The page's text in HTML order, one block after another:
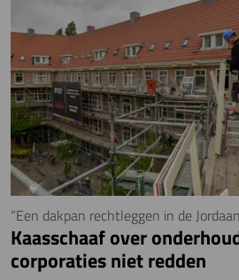
“Een dakpan rechtleggen in de
Kaasschaaf over
corporaties niet redden